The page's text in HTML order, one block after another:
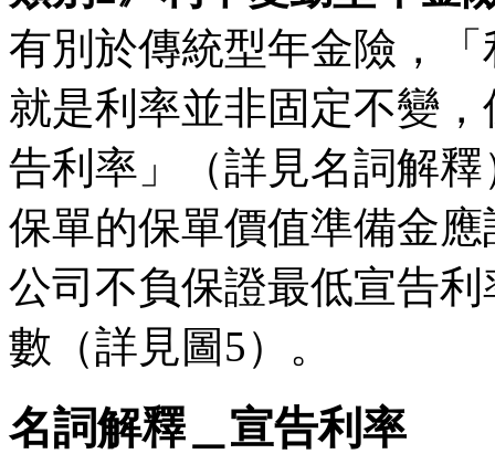
有別於傳統型年金險，
就是利率並非固定不變
告利率」（詳見名詞解
保單的保單價值準備金
公司不負保證最低宣告
數（詳見圖5）。
名詞解釋＿宣告利率